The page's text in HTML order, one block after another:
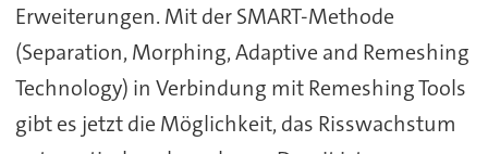
Erweiterungen. Mit der SMART-Methode
(Separation, Morphing, Adaptive and Remeshing
Technology) in Verbindung mit Remeshing Tools
gibt es jetzt die Möglichkeit, das Risswachstum